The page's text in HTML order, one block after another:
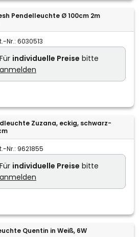
Pendelleuchte Ø 100cm 2m
Nr.: 6030513
Für individuelle Preise bitte
anmelden
Zuzana, eckig, schwarz-
Nr.: 9621855
Für individuelle Preise bitte
anmelden
Quentin in Weiß, 6W